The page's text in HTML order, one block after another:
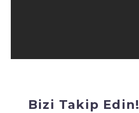
Bizi Takip Edin!